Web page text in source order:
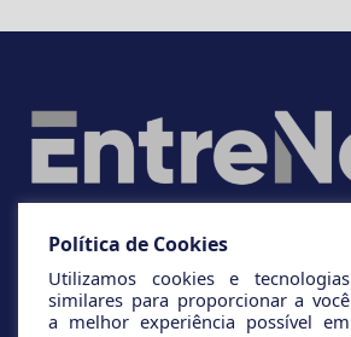
Política de Cookies
Utilizamos cookies e tecnologias
similares para proporcionar a você
a melhor experiência possível em